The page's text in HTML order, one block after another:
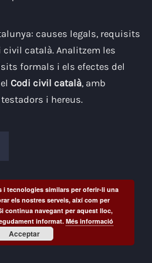
causes legals, requisits
civil català. Analitzem les
formals i els efectes del
Codi civil català, amb
i hereus.
tecnologies similars per oferir-li una
els nostres serveis, així com per
continua navegant per aquest lloc,
informat.Més informació
Acceptar